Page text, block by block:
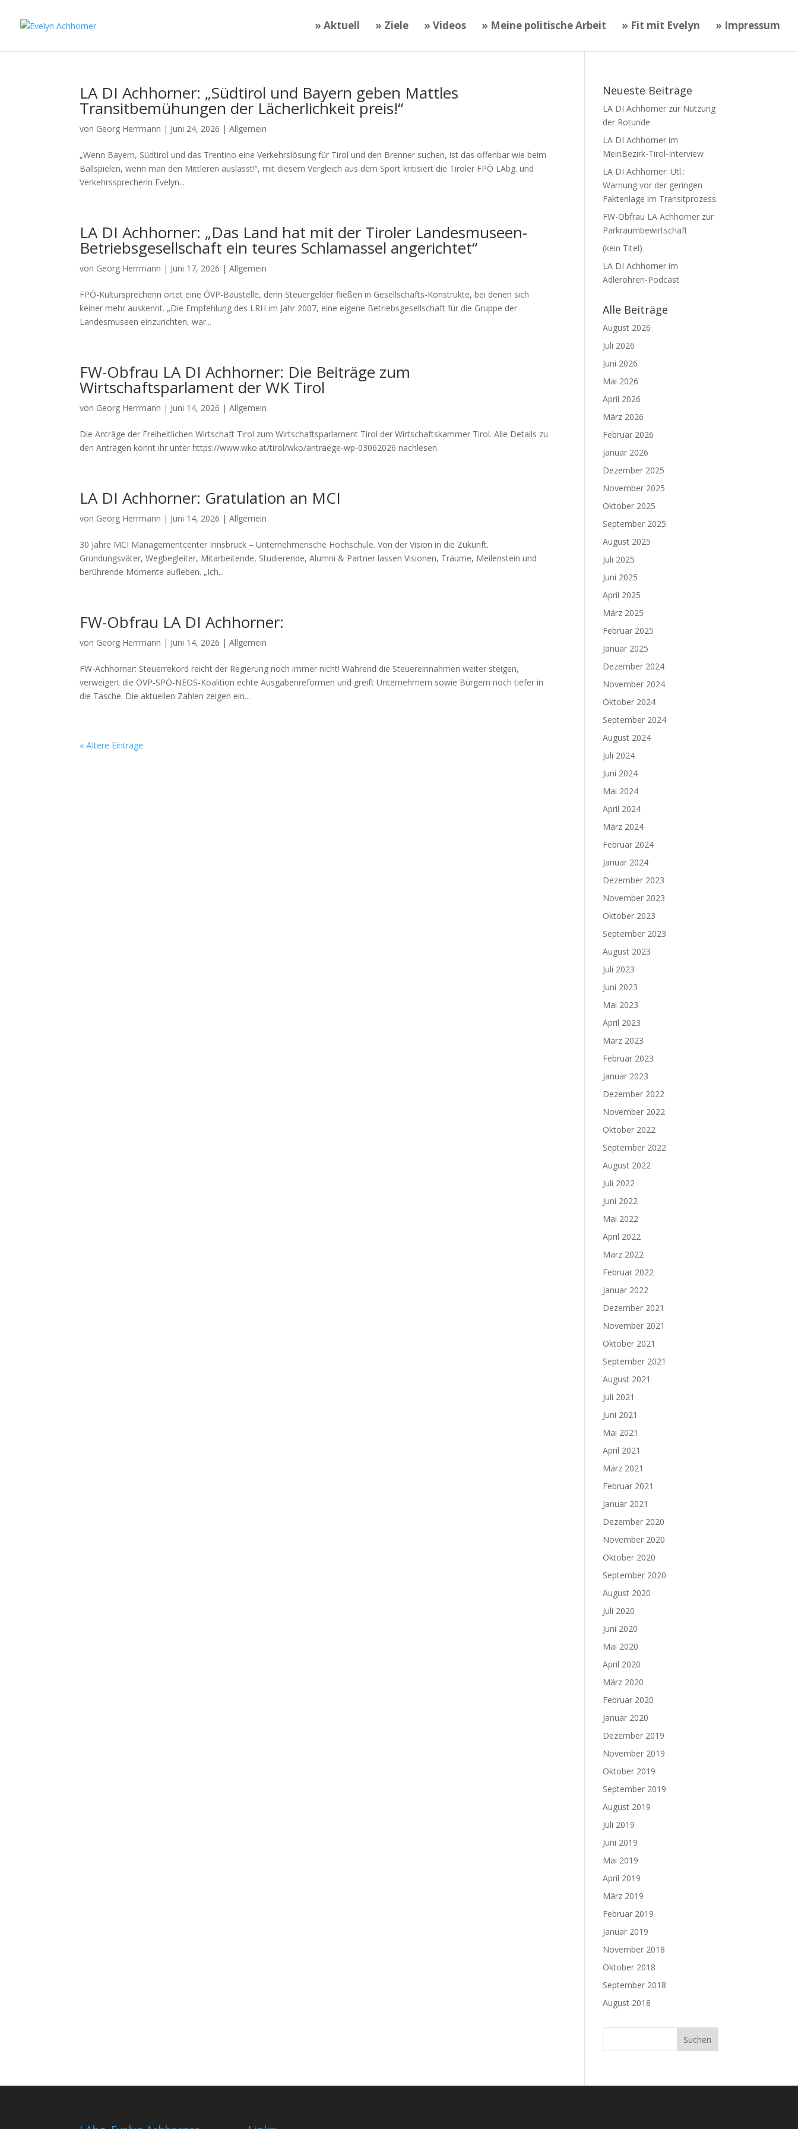
» Aktuell » Ziele » Videos » Meine politische Arbeit » Fit mit Evelyn » Impressum
LA DI Achhorner: „Südtirol und Bayern geben Mattles
Transitbemühungen der Lächerlichkeit preis!“
von Georg Herrmann | Juni 24, 2026 |Allgemein
„Wenn Bayern, Südtirol und das Trentino eine Verkehrslösung für Tirol und den Brenner suchen, ist das offenbar wie beim
Ballspielen, wenn man den Mittleren auslässt!“, mit diesem Vergleich aus dem Sport kritisiert die Tiroler FPÖ LAbg. und
Verkehrssprecherin Evelyn...
LA DI Achhorner: „Das Land hat mit der Tiroler Landesmuseen-
Betriebsgesellschaft ein teures Schlamassel angerichtet“
von Georg Herrmann | Juni 17, 2026 |Allgemein
FPÖ-Kultursprecherin ortet eine ÖVP-Baustelle, denn Steuergelder fließen in Gesellschafts-Konstrukte, bei denen sich
keiner mehr auskennt. „Die Empfehlung des LRH im Jahr 2007, eine eigene Betriebsgesellschaft für die Gruppe der
Landesmuseen einzurichten, war...
FW-Obfrau LA DI Achhorner: Die Beiträge zum
Wirtschaftsparlament der WK Tirol
von Georg Herrmann | Juni 14, 2026 |Allgemein
Die Anträge der Freiheitlichen Wirtschaft Tirol zum Wirtschaftsparlament Tirol der Wirtschaftskammer Tirol. Alle Details zu
den Anträgen könnt ihr unter https://www.wko.at/tirol/wko/antraege-wp-03062026 nachlesen.
LA DI Achhorner: Gratulation an MCI
von Georg Herrmann | Juni 14, 2026 |Allgemein
30 Jahre MCI Managementcenter Innsbruck – Unternehmerische Hochschule. Von der Vision in die Zukunft.
Gründungsväter, Wegbegleiter, Mitarbeitende, Studierende, Alumni & Partner lassen Visionen, Träume, Meilenstein und
berührende Momente aufleben. „Ich...
FW-Obfrau LA DI Achhorner:
von Georg Herrmann | Juni 14, 2026 |Allgemein
FW-Achhorner: Steuerrekord reicht der Regierung noch immer nicht! Während die Steuereinnahmen weiter steigen,
verweigert die ÖVP-SPÖ-NEOS-Koalition echte Ausgabenreformen und greift Unternehmern sowie Bürgern noch tiefer in
die Tasche. Die aktuellen Zahlen zeigen ein...
« Ältere Einträge
Neueste Beiträge
LA DI Achhorner zur Nutzung
der Rotunde
LA DI Achhorner im
MeinBezirk-Tirol-Interview
LA DI Achhorner: Utl.:
Warnung vor der geringen
Faktenlage im Transitprozess.
FW-Obfrau LA Achhorner zur
Parkraumbewirtschaft
(kein Titel)
LA DI Achhorner im
Adlerohren-Podcast
Alle Beiträge
August 2026
Juli 2026
Juni 2026
Mai 2026
April 2026
März 2026
Februar 2026
Januar 2026
Dezember 2025
November 2025
Oktober 2025
September 2025
August 2025
Juli 2025
Juni 2025
April 2025
März 2025
Februar 2025
Januar 2025
Dezember 2024
November 2024
Oktober 2024
September 2024
August 2024
Juli 2024
Juni 2024
Mai 2024
April 2024
März 2024
Februar 2024
Januar 2024
Dezember 2023
November 2023
Oktober 2023
September 2023
August 2023
Juli 2023
Juni 2023
Mai 2023
April 2023
März 2023
Februar 2023
Januar 2023
Dezember 2022
November 2022
Oktober 2022
September 2022
August 2022
Juli 2022
Juni 2022
Mai 2022
April 2022
März 2022
Februar 2022
Januar 2022
Dezember 2021
November 2021
Oktober 2021
September 2021
August 2021
Juli 2021
Juni 2021
Mai 2021
April 2021
März 2021
Februar 2021
Januar 2021
Dezember 2020
November 2020
Oktober 2020
September 2020
August 2020
Juli 2020
Juni 2020
Mai 2020
April 2020
März 2020
Februar 2020
Januar 2020
Dezember 2019
November 2019
Oktober 2019
September 2019
August 2019
Juli 2019
Juni 2019
Mai 2019
April 2019
März 2019
Februar 2019
Januar 2019
November 2018
Oktober 2018
September 2018
August 2018